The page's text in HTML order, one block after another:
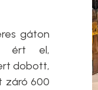
gáton
ért el,
dobott,
záró 600